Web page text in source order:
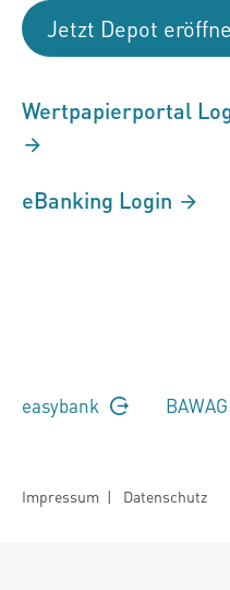
Jetzt Depot
Wertpapierportal
eBanking Login
easybank BAWAG
Impressum | Datenschutz